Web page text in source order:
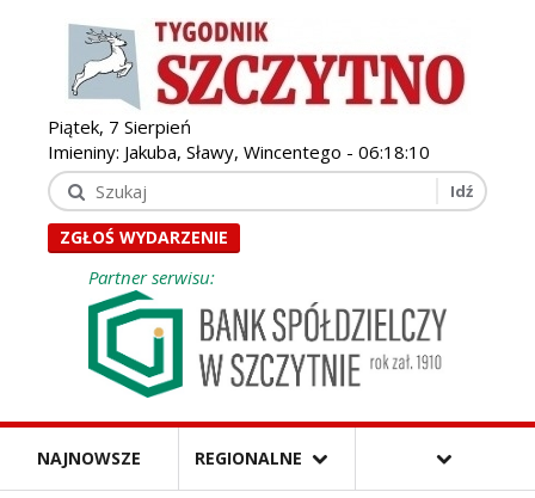
Piątek, 7 Sierpień
Imieniny: Jakuba, Sławy, Wincentego - 06:18:11
ZGŁOŚ WYDARZENIE
Partner serwisu:
NAJNOWSZE REGIONALNE